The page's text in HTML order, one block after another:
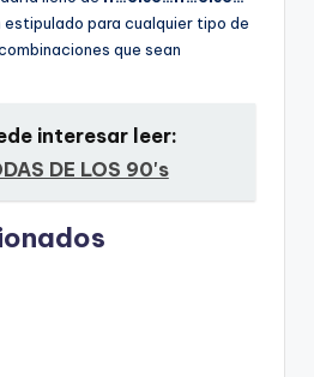
estipulado para cualquier tipo de
que sean
interesar leer:
DE LOS 90's